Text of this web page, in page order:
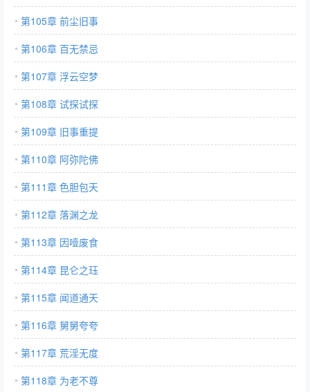
第105章 前尘旧事
第106章 百无禁忌
第107章 浮云空梦
第108章 试探试探
第109章 旧事重提
第110章 阿弥陀佛
第111章 色胆包天
第112章 落渊之龙
第113章 因噎废食
第114章 昆仑之珏
第115章 闻道通天
第116章 舅舅夸夸
第117章 荒淫无度
第118章 为老不尊